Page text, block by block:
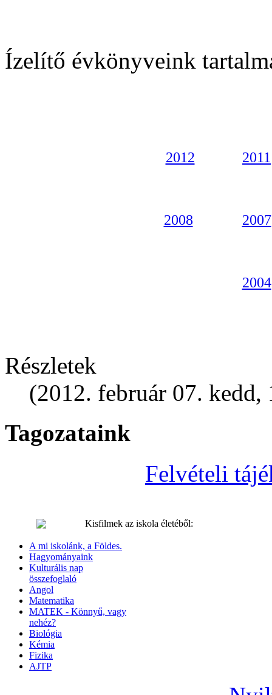
Ízelítő évkönyveink
2012 2011
2008 2007
2004
Részletek
(2012. február 07. kedd,
Tagozataink
Felvételi
Kisfilmek az iskola életéből:
A mi iskolánk, a Földes.
Hagyományaink
Kulturális nap
összefoglaló
Angol
Matematika
MATEK - Könnyű, vagy
nehéz?
Biológia
Kémia
Fizika
AJTP